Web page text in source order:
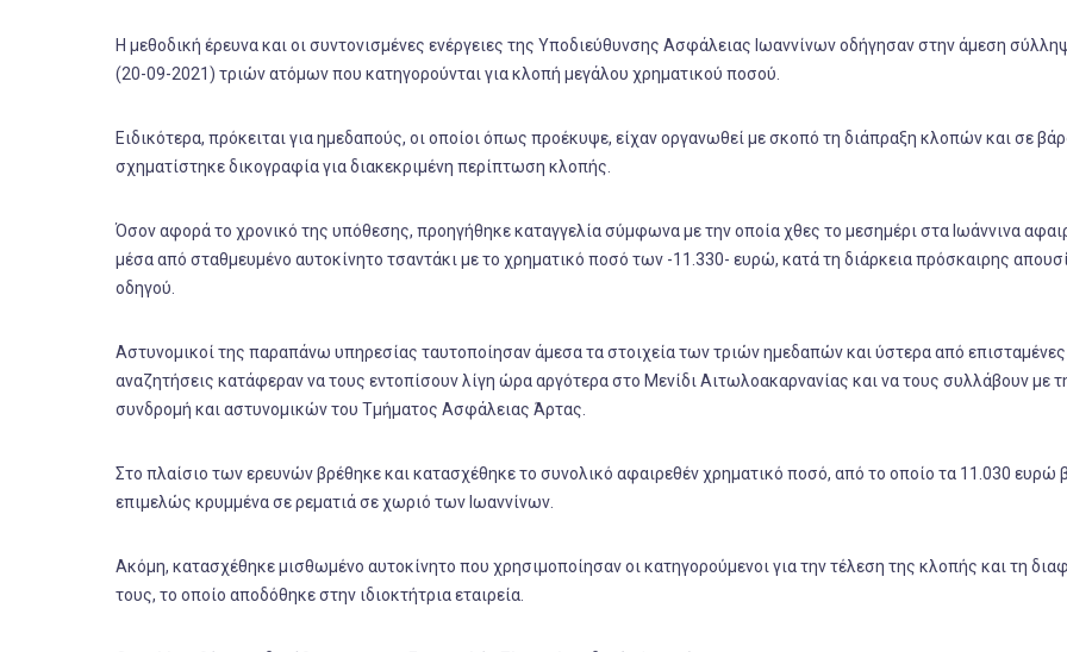
Η μεθοδική έρευνα και οι συντονισμένες ενέργειες της Υποδιεύθυνσης Ασφάλειας Ιωαννίνων οδήγησαν στην άμεση
(20-09-2021) τριών ατόμων που κατηγορούνται για κλοπή μεγάλου χρηματικού ποσού.
Ειδικότερα, πρόκειται για ημεδαπούς, οι οποίοι όπως προέκυψε, είχαν οργανωθεί με σκοπό τη διάπραξη κλοπών και σε
σχηματίστηκε δικογραφία για διακεκριμένη περίπτωση κλοπής.
Όσον αφορά το χρονικό της υπόθεσης, προηγήθηκε καταγγελία σύμφωνα με την οποία χθες το μεσημέρι στα Ιωάννινα
μέσα από σταθμευμένο αυτοκίνητο τσαντάκι με το χρηματικό ποσό των -11.330- ευρώ, κατά τη διάρκεια πρόσκαιρης
οδηγού.
Αστυνομικοί της παραπάνω υπηρεσίας ταυτοποίησαν άμεσα τα στοιχεία των τριών ημεδαπών και ύστερα από επισταμένες
αναζητήσεις κατάφεραν να τους εντοπίσουν λίγη ώρα αργότερα στο Μενίδι Αιτωλοακαρνανίας και να τους συλλάβουν με
συνδρομή και αστυνομικών του Τμήματος Ασφάλειας Άρτας.
Στο πλαίσιο των ερευνών βρέθηκε και κατασχέθηκε το συνολικό αφαιρεθέν χρηματικό ποσό, από το οποίο τα 11.030 ευρώ
επιμελώς κρυμμένα σε ρεματιά σε χωριό των Ιωαννίνων.
Ακόμη, κατασχέθηκε μισθωμένο αυτοκίνητο που χρησιμοποίησαν οι κατηγορούμενοι για την τέλεση της κλοπής και τη
τους, το οποίο αποδόθηκε στην ιδιοκτήτρια εταιρεία.